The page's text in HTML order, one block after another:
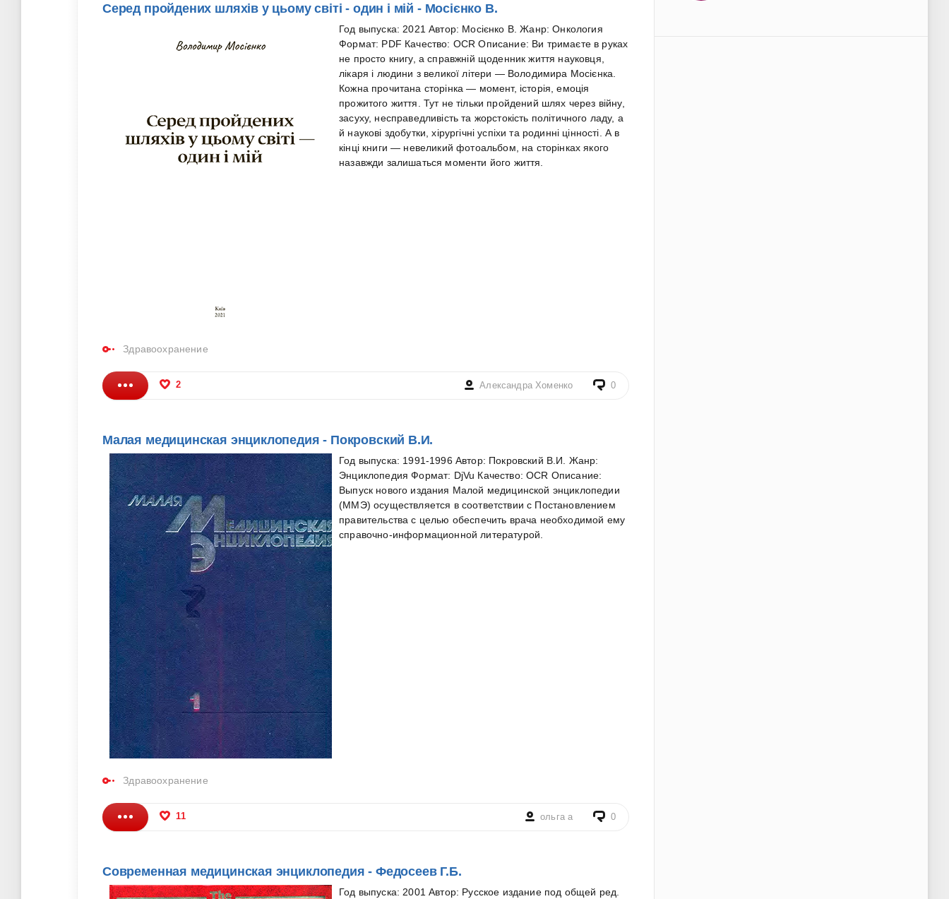
Серед пройдених шляхів у цьому світі - один і мій - Мосієнко В.
Год выпуска: 2021 Автор: Мосієнко В. Жанр: Онкология
Формат: PDF Качество: OCR Описание: Ви тримаєте в руках
не просто книгу, а справжній щоденник життя науковця,
лікаря і людини з великої літери — Володимира Мосієнка.
Кожна прочитана сторінка — момент, історія, емоція
прожитого життя. Тут не тільки пройдений шлях через війну,
засуху, несправедливість та жорстокість політичного ладу, а
й наукові здобутки, хірургічні успіхи та родинні цінності. А в
кінці книги — невеликий фотоальбом, на сторінках якого
назавжди залишаться моменти його життя.
Здравоохранение
2 Александра Хоменко 0
Малая медицинская энциклопедия - Покровский В.И.
Год выпуска: 1991-1996 Автор: Покровский В.И. Жанр:
Энциклопедия Формат: DjVu Качество: OCR Описание:
Выпуск нового издания Малой медицинской энциклопедии
(ММЭ) осуществляется в соответствии с Постановлением
правительства с целью обеспечить врача необходимой ему
справочно-информационной литературой.
Здравоохранение
11 ольга а 0
Современная медицинская энциклопедия - Федосеев Г.Б.
Год выпуска: 2001 Автор: Русское издание под общей ред.